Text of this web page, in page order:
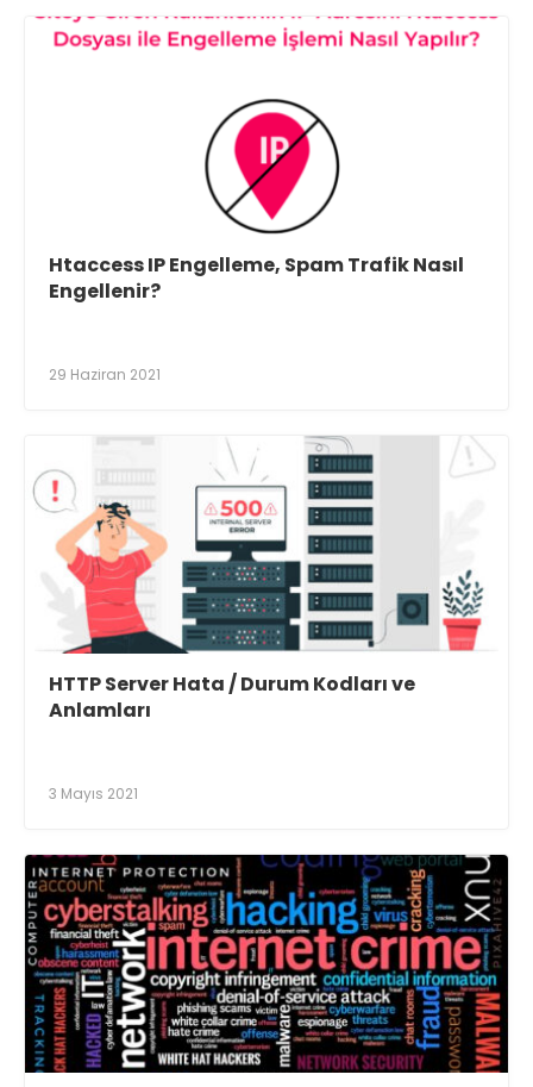
Htaccess IP Engelleme, Spam Trafik Nasıl
Engellenir?
29 Haziran 2021
HTTP Server Hata / Durum Kodları ve
Anlamları
3 Mayıs 2021